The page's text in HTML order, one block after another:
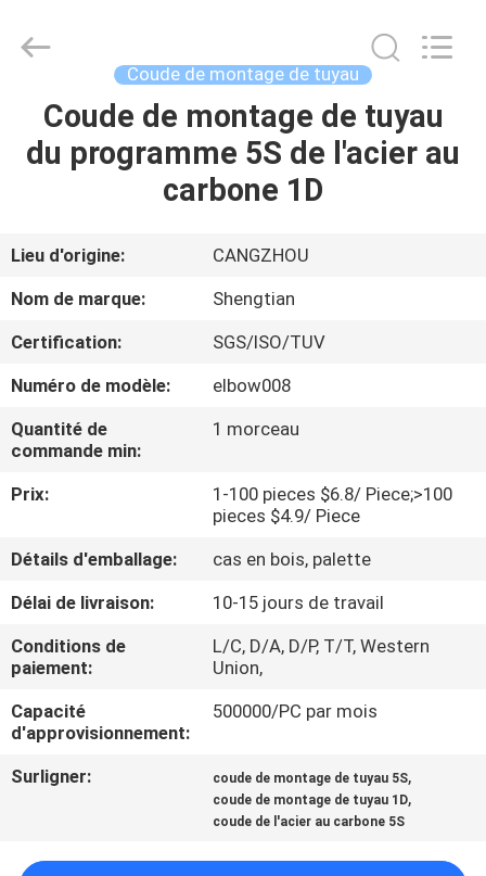
APERÇU
VIDÉOS
SHOW
A
PROPOS
DE
VISITE
D'USINE
CONTRÔLE
LA
Reserved.
Developed
Coude de montage de tuyau
Coude de montage de tuyau
du programme 5S de l'acier au
carbone 1D
Lieu d'origine:
CANGZHOU
Nom de marque:
Shengtian
Certification:
SGS/ISO/TUV
Numéro de modèle:
elbow008
Quantité de
commande min:
1 morceau
Prix:
1-100 pieces $6.8/ Piece;>100
pieces $4.9/ Piece
Détails d'emballage:
cas en bois, palette
Délai de livraison:
10-15 jours de travail
Conditions de
paiement:
L/C, D/A, D/P, T/T, Western
Union,
Capacité
d'approvisionnement:
500000/PC par mois
Surligner: coude de montage de tuyau 5S,
coude de montage de tuyau 1D,
coude de l'acier au carbone 5S